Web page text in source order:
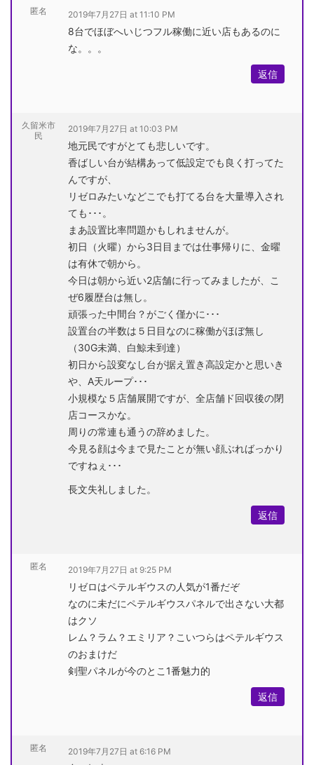
匿名 2019年7月27日 at 11:10 PM
8台でほぼへいじつフル稼働に近い店もあるのに
な。。。
返信
久留米市
民
2019年7月27日 at 10:03 PM
地元民ですがとても悲しいです。
香ばしい台が結構あって低設定でも良く打ってた
んですが、
リゼロみたいなどこでも打てる台を大量導入され
ても･･･。
まあ設置比率問題かもしれませんが。
初日（火曜）から3日目までは仕事帰りに、金曜
は有休で朝から。
今日は朝から近い2店舗に行ってみましたが、こ
ぜ6履歴台は無し。
頑張った中間台？がごく僅かに･･･
設置台の半数は５日目なのに稼働がほぼ無し
（30G未満、白鯨未到達）
初日から設変なし台が据え置き高設定かと思いき
や、A天ループ･･･
小規模な５店舗展開ですが、全店舗ド回収後の閉
店コースかな。
周りの常連も通うの辞めました。
今見る顔は今まで見たことが無い顔ぶればっかり
ですねぇ･･･
長文失礼しました。
返信
匿名 2019年7月27日 at 9:25 PM
リゼロはペテルギウスの人気が1番だぞ
なのに未だにペテルギウスパネルで出さない大都
はクソ
レム？ラム？エミリア？こいつらはペテルギウス
のおまけだ
剣聖パネルが今のとこ1番魅力的
返信
匿名 2019年7月27日 at 6:16 PM